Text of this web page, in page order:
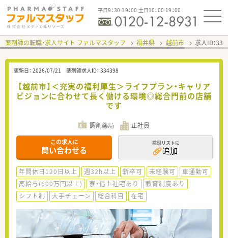
平日9：30-19：00 土日10：00-19：00
薬剤師の転職・求人サイト ファルマスタッフ 福井県 越前市 求人ID：
更新日： 2026/07/21 薬剤師求人ID： 334398
【越前市】＜充実の福利厚生＞ライフプラン・キャリア
ビジョンに合わせて長く働ける環境◎総合門前の店舗
です
調剤薬局 正社員
この求人に
問い合わせる
検討リストに
追加
年間休日120日以上 週32h以上 新卒可 未経験可
車通勤可
高給与(600万円以上)
寮・借上社宅あり
教育制度あり
シフト制
大手チェーン 総合科目 在宅